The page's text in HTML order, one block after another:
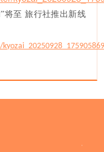
将至 旅行社推出新线